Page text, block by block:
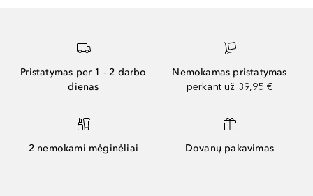
Pristatymas per 1 - 2 darbo
dienas
Nemokamas pristatymas
perkant už 39,95 €
2 nemokami mėginėliai Dovanų pakavimas